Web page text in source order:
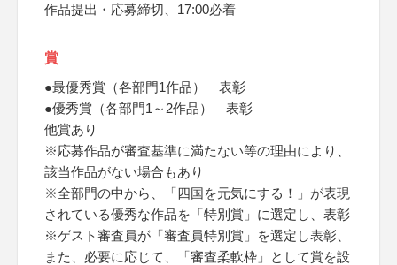
作品提出・応募締切、17:00必着
賞
●最優秀賞（各部門1作品） 表彰
●優秀賞（各部門1～2作品） 表彰
他賞あり
※応募作品が審査基準に満たない等の理由により、
該当作品がない場合もあり
※全部門の中から、「四国を元気にする！」が表現
されている優秀な作品を「特別賞」に選定し、表彰
※ゲスト審査員が「審査員特別賞」を選定し表彰、
また、必要に応じて、「審査柔軟枠」として賞を設